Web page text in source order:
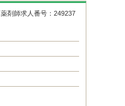
薬剤師求人番号：249237